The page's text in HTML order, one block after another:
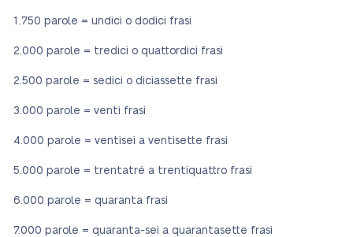
1.750 parole = undici o dodici frasi
2.000 parole = tredici o quattordici frasi
2.500 parole = sedici o diciassette frasi
3.000 parole = venti frasi
4.000 parole = ventisei a ventisette frasi
5.000 parole = trentatré a trentiquattro frasi
6.000 parole = quaranta frasi
7.000 parole = quaranta-sei a quarantasette frasi